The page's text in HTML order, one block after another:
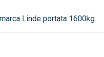
Linde portata 1600kg.